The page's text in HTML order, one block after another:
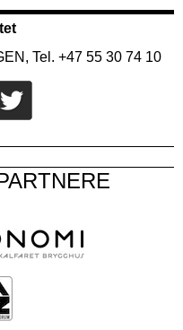
Tel. +47 55 30 74 10